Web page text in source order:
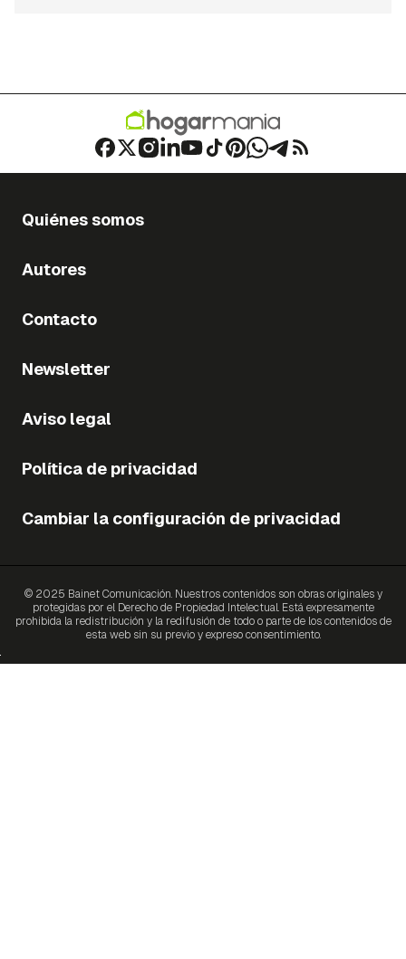
Quiénes somos
Autores
Contacto
Newsletter
Aviso legal
Política de privacidad
Cambiar la configuración de privacidad
© 2025 Bainet Comunicación. Nuestros contenidos son obras originales y
protegidas por el Derecho de Propiedad Intelectual. Está expresamente
prohibida la redistribución y la redifusión de todo o parte de los contenidos de
esta web sin su previo y expreso consentimiento.